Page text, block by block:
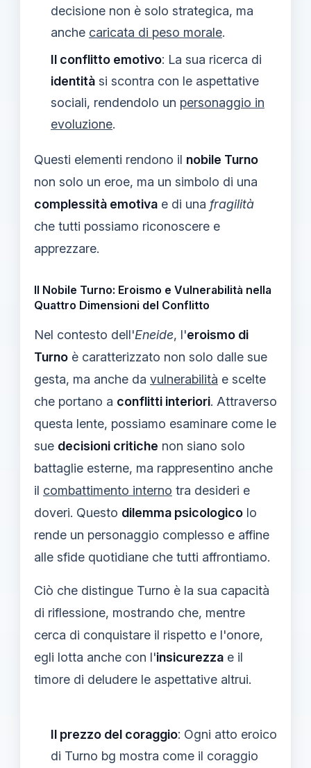
decisione non è solo strategica, ma
anche caricata di peso morale.
Il conflitto emotivo: La sua ricerca di
identità si scontra con le aspettative
sociali, rendendolo un personaggio in
evoluzione.
Questi elementi rendono il nobile Turno
non solo un eroe, ma un simbolo di una
complessità emotiva e di una fragilità
che tutti possiamo riconoscere e
apprezzare.
Il Nobile Turno: Eroismo e Vulnerabilità nella
Quattro Dimensioni del Conflitto
Nel contesto dell'Eneide, l'eroismo di
Turno è caratterizzato non solo dalle sue
gesta, ma anche da vulnerabilità e scelte
che portano a conflitti interiori. Attraverso
questa lente, possiamo esaminare come le
sue decisioni critiche non siano solo
battaglie esterne, ma rappresentino anche
il combattimento interno tra desideri e
doveri. Questo dilemma psicologico lo
rende un personaggio complesso e affine
alle sfide quotidiane che tutti affrontiamo.
Ciò che distingue Turno è la sua capacità
di riflessione, mostrando che, mentre
cerca di conquistare il rispetto e l'onore,
egli lotta anche con l'insicurezza e il
timore di deludere le aspettative altrui.
Il prezzo del coraggio: Ogni atto eroico
di Turno bg mostra come il coraggio